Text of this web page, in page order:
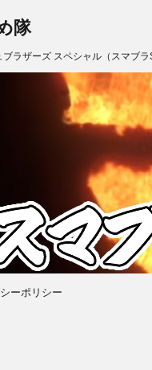
隊
ラザーズ スペシャル（スマブ
ーポリシー